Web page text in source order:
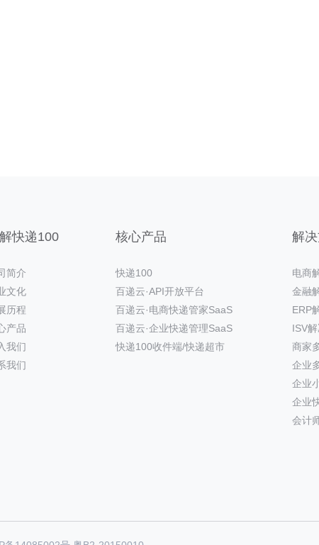
快递100
简介
文化
历程
产品
我们
我们
核心产品
快递100
百递云·API开放平台
百递云·电商快递管家SaaS
百递云·企业快递管理SaaS
快递100收件端/快递超市
解
电商
金融
ERP
ISV
商家
企业
企业
企业
会计